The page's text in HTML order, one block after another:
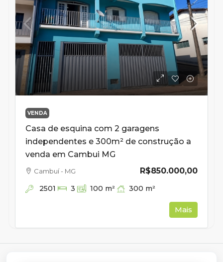
VENDA
Casa de esquina com 2 garagens
independentes e 300m² de construção a
venda em Cambui MG
R$850.000,00
Cambuí - MG
2501 3 100 m² 300 m²
Mais